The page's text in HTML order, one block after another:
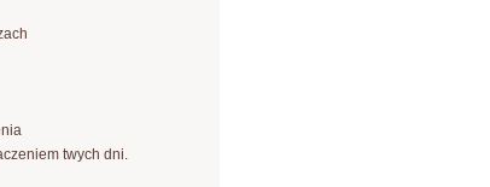
twych dni.